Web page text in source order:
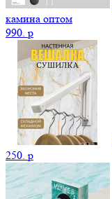
камина оптом
990. p
250. p